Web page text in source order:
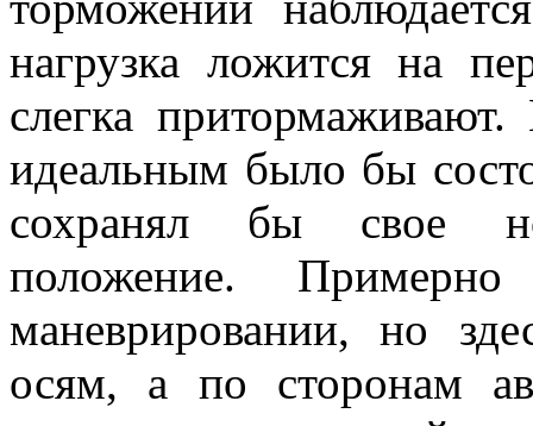
нагрузка ложится на
слегка
идеальным было бы
сохранял бы свое
положение.
маневрировании, но
осям, а по сторонам